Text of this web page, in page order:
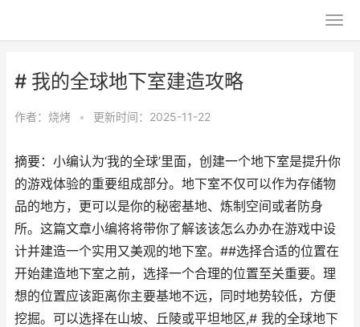
# 我的全球地下室建造攻略
作者： 烧烤 • 更新时间：2025-11-22
摘要：小编认为‘我的全球’里面，创建一个地下室是提升你
的游戏体验的重要组成部分。地下室不仅可以作为存储物
品的地方，更可以是你的秘密基地、炼制空间或者防身
所。这篇文章小编将将带你了解该该怎么办办在游戏中设
计并建造一个实用又美观的地下室。##选择合适的位置在
开始建造地下室之前，选择一个合理的位置至关重要。理
想的位置应该距离你主要基地不远，同时地势较低，方便
挖掘。可以选择在山坡、丘陵或平坦地区,# 我的全球地下